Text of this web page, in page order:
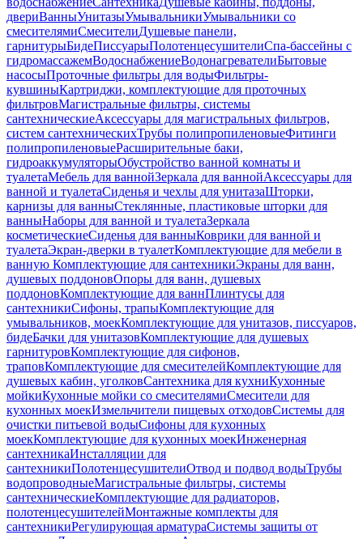
двериВанныУнитазыУмывальникиУмывальники со
смесителямиСмесителиДушевые панели,
гарнитурыБидеПиссуарыПолотенцесушителиСпа-бассейны с
гидромассажемВодоснабжениеВодонагревателиБытовые
насосыПроточные фильтры для водыФильтры-
кувшиныКартриджи, комплектующие для проточных
фильтровМагистральные фильтры, системы
сантехническиеАксессуары для магистральных фильтров,
систем сантехническихТрубы полипропиленовыеФитинги
полипропиленовыеРасширительные баки,
гидроаккумуляторыОбустройство ванной комнаты и
туалетаМебель для ваннойЗеркала для ваннойАксессуары для
ванной и туалетаСиденья и чехлы для унитазаШторки,
карнизы для ванныСтеклянные, пластиковые шторки для
ванныНаборы для ванной и туалетаЗеркала
косметическиеСиденья для ванныКоврики для ванной и
туалетаЭкран-дверки в туалетКомплектующие для мебели в
ванную Комплектующие для сантехникиЭкраны для ванн,
душевых поддоновОпоры для ванн, душевых
поддоновКомплектующие для ваннПлинтусы для
сантехникиСифоны, трапыКомплектующие для
умывальников, моекКомплектующие для унитазов, писсуаров,
бидеБачки для унитазовКомплектующие для душевых
гарнитуровКомплектующие для сифонов,
траповКомплектующие для смесителейКомплектующие для
душевых кабин, уголковСантехника для кухниКухонные
мойкиКухонные мойки со смесителямиСмесители для
кухонных моекИзмельчители пищевых отходовСистемы для
очистки питьевой водыСифоны для кухонных
моекКомплектующие для кухонных моекИнженерная
сантехникаИнсталляции для
сантехникиПолотенцесушителиОтвод и подвод водыТрубы
водопроводныеМагистральные фильтры, системы
сантехническиеКомплектующие для радиаторов,
полотенцесушителейМонтажные комплекты для
сантехникиРегулирующая арматураСистемы защиты от